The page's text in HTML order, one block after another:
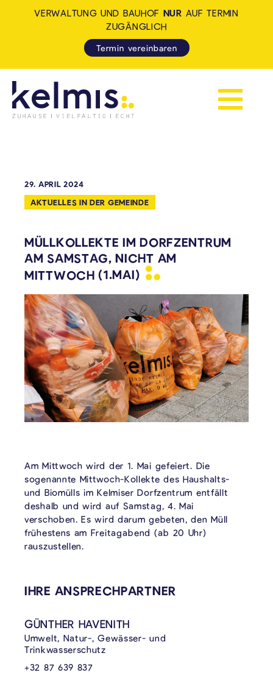
Navigation
VERWALTUNG UND BAUHOF NUR AUF TERMIN
ZUGÄNGLICH
Termin vereinbaren
29. APRIL 2024
AKTUELLES IN DER GEMEINDE
MÜLLKOLLEKTE IM DORFZENTRUM
AM SAMSTAG, NICHT AM
MITTWOCH(1.MAI)
Am Mittwoch wird der 1. Mai gefeiert. Die
sogenannte Mittwoch-Kollekte des Haushalts-
und Biomülls im Kelmiser Dorfzentrum entfällt
deshalb und wird auf Samstag, 4. Mai
verschoben. Es wird darum gebeten, den Müll
frühestens am Freitagabend (ab 20 Uhr)
rauszustellen.
VERKNÜPFTE INHALTE
IHRE ANSPRECHPARTNER
GÜNTHER HAVENITH
Umwelt, Natur-, Gewässer- und
Trinkwasserschutz
+32 87 639 837